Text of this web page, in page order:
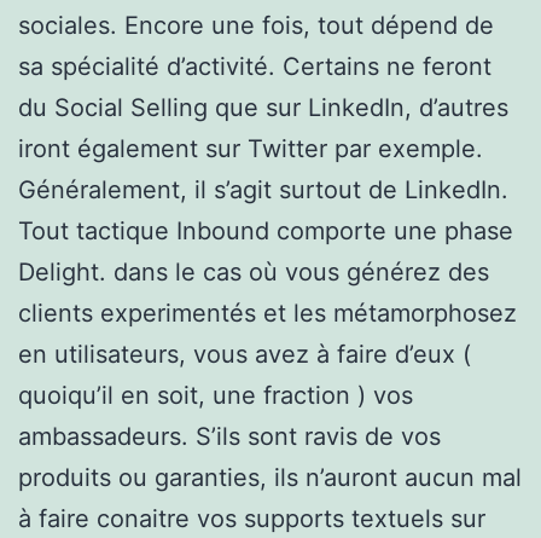
sociales. Encore une fois, tout dépend de
sa spécialité d’activité. Certains ne feront
du Social Selling que sur LinkedIn, d’autres
iront également sur Twitter par exemple.
Généralement, il s’agit surtout de LinkedIn.
Tout tactique Inbound comporte une phase
Delight. dans le cas où vous générez des
clients experimentés et les métamorphosez
en utilisateurs, vous avez à faire d’eux (
quoiqu’il en soit, une fraction ) vos
ambassadeurs. S’ils sont ravis de vos
produits ou garanties, ils n’auront aucun mal
à faire conaitre vos supports textuels sur